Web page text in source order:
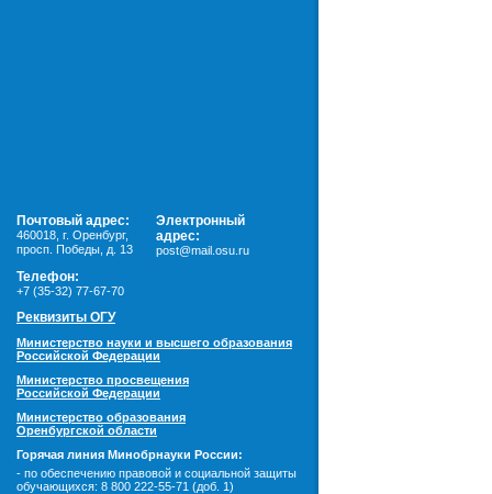
Почтовый адрес:
460018 г. Оренбург,
просп. Победы, д. 13
Электронный
адрес:
post@mail.osu.ru
Телефон:
+7 (35-32) 77-67-70
Реквизиты ОГУ
Министерство науки и высшего образования
Российской Федерации
Министерство просвещения
Российской Федерации
Министерство образования
Оренбургской области
Горячая линия Минобрнауки России:
- по обеспечению правовой и социальной защиты
обучающихся: 8 800 222-55-71 (доб. 1)